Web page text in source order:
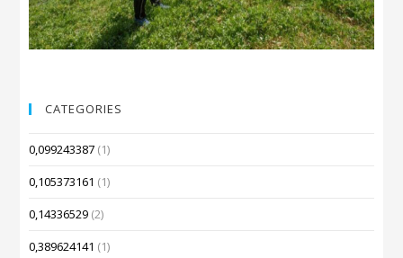
CATEGORIES
0,099243387 (1)
0,105373161 (1)
0,14336529 (2)
0,389624141 (1)